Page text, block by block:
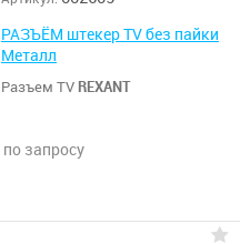
РАЗЪЁМ штекер TV без пайки
Металл
Разъем TV REXANT
по запросу